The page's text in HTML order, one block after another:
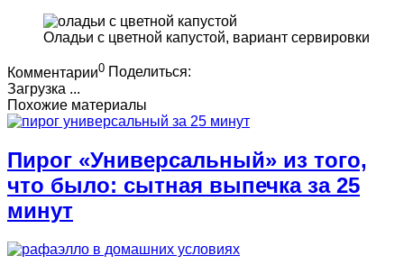
Оладьи с цветной капустой, вариант сервировки
Комментарии0 Поделиться:
Загрузка ...
Похожие материалы
Пирог «Универсальный» из того,
что было: сытная выпечка за 25
минут